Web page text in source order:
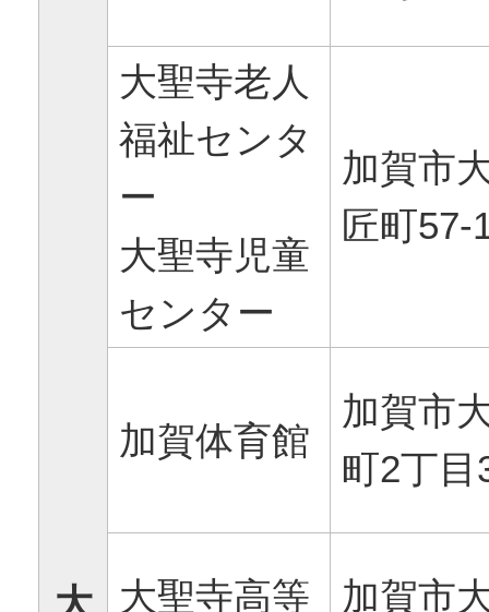
大
大聖寺老人
福祉センタ
ー
大聖寺児童
センター
加賀市
匠町57-
加賀体育館
加賀市
町2丁目
大聖寺高等
加賀市